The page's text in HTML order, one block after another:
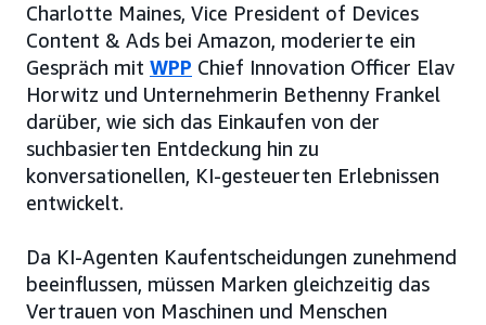
Charlotte Maines, Vice President of Devices
Content & Ads bei Amazon, moderierte ein
Gespräch mit WPP Chief Innovation Officer Elav
Horwitz und Unternehmerin Bethenny Frankel
darüber, wie sich das Einkaufen von der
suchbasierten Entdeckung hin zu
konversationellen, KI-gesteuerten Erlebnissen
entwickelt.
Da KI-Agenten Kaufentscheidungen zunehmend
beeinflussen, müssen Marken gleichzeitig das
Vertrauen von Maschinen und Menschen